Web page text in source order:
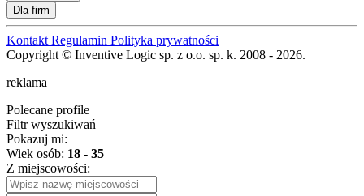
Dla firm
Kontakt Regulamin Polityka prywatności
Copyright © Inventive Logic sp. z o.o. sp. k. 2008 - 2026.
reklama
Polecane profile
Filtr wyszukiwań
Pokazuj mi:
Wiek osób: 18 - 35
Z miejscowości: